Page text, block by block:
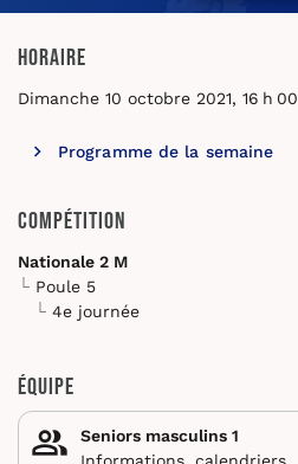
Horaire
Dimanche 10 octobre 2021, 16 h 00
Programme de la semaine
Compétition
Nationale 2 M
Poule 5
4e journée
Équipe
Seniors masculins 1